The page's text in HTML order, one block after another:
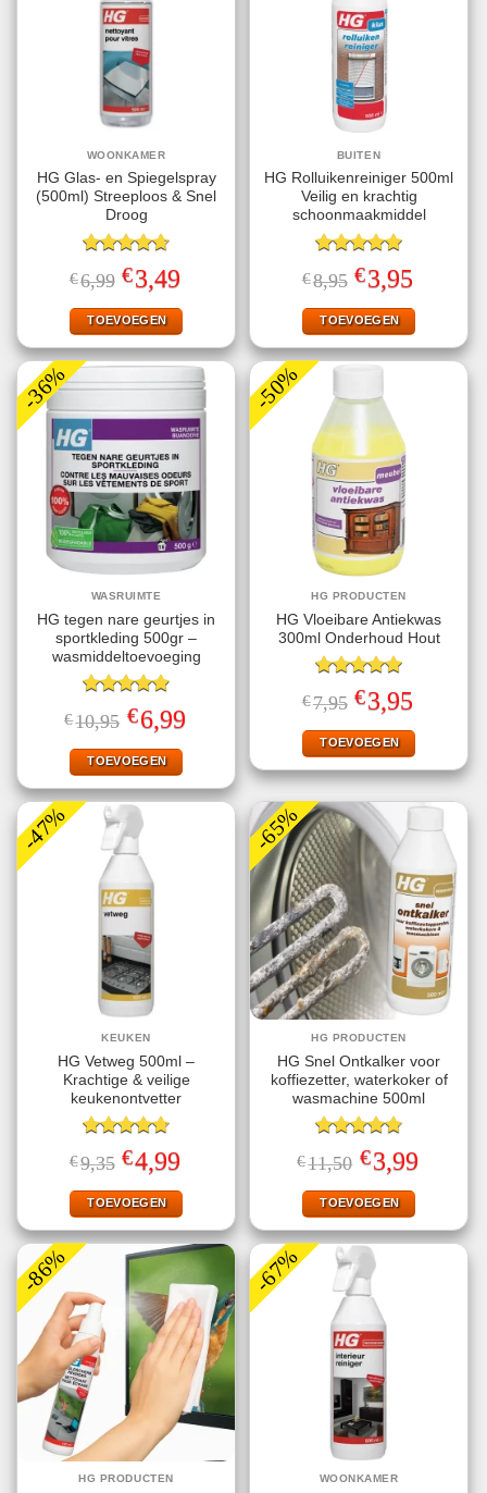
WOONKAMER
HG Glas- en Spiegelspray
(500ml) Streeploos & Snel
Droog
Gewaardeerd
4.67uit 5
€6,99 Oorspronkelijke
prijs
was:
€6,99.
€3,49
is:
€3,49.
TOEVOEGEN
BUITEN
HG Rolluikenreiniger 500ml
Veilig en krachtig
schoonmaakmiddel
Gewaardeerd
5.00uit 5
€8,95 Oorspronkelijke
prijs
was:
€8,95.
€3,95
is:
€3,95.
TOEVOEGEN
-36%
WASRUIMTE
HG tegen nare geurtjes in
sportkleding 500gr –
wasmiddeltoevoeging
Gewaardeerd
4.89uit 5
€10,95 Oorspronkelijke
prijs
was:
€10,95.
€6,99Huidige
prijs
TOEVOEGEN
-50%
HG PRODUCTEN
HG Vloeibare Antiekwas
300ml Onderhoud Hout
Gewaardeerd
5.00uit 5
€7,95 Oorspronkelijke
prijs
was:
€7,95.
€3,95
is:
€3,95.
TOEVOEGEN
-47%
KEUKEN
HG Vetweg 500ml –
Krachtige & veilige
keukenontvetter
Gewaardeerd
4.70uit 5
€9,35 Oorspronkelijke
prijs
was:
€9,35.
€4,99
is:
€4,99.
TOEVOEGEN
-65%
HG PRODUCTEN
HG Snel Ontkalker voor
koffiezetter, waterkoker of
wasmachine 500ml
Gewaardeerd
4.80uit 5
€11,50 Oorspronkelijke
prijs
was:
€11,50.
€3,99Huidige
prijs
TOEVOEGEN
-86%
HG PRODUCTEN
-67%
WOONKAMER